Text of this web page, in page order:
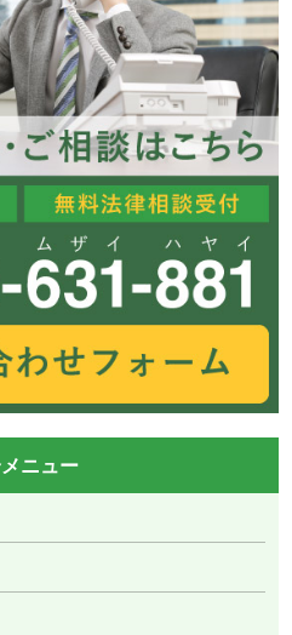
ニュー